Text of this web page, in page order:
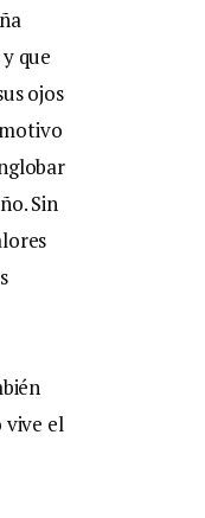
que
ojos
Sin
vive el